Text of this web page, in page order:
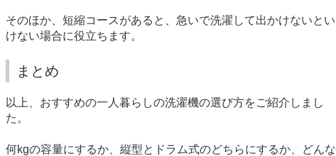
そのほか、短縮コースがあると、急いで洗濯して出かけないとい
けない場合に役立ちます。
まとめ
以上、 おすすめの一人暮らしの洗濯機の選び方をご紹介しま し
た。
何kgの容量にするか、縦型とドラム式のどちらにするか、どんな